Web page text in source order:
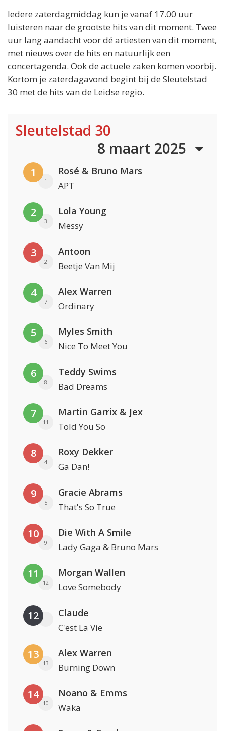
Iedere zaterdagmiddag kun je vanaf 17.00 uur
luisteren naar de grootste hits van dit moment. Twee
uur lang aandacht voor dé artiesten van dit moment,
met nieuws over de hits en natuurlijk een
concertagenda. Ook de actuele zaken komen voorbij.
Kortom je zaterdagavond begint bij de Sleutelstad
30 met de hits van de Leidse regio.
Sleutelstad 30
8 maart 2025
1
1
Rosé & Bruno Mars
APT
2
3
Lola Young
Messy
3
2
Antoon
Beetje Van Mij
4
7
Alex Warren
Ordinary
5
6
Myles Smith
Nice To Meet You
6
8
Teddy Swims
Bad Dreams
7
11
Martin Garrix & Jex
Told You So
8
4
Roxy Dekker
Ga Dan!
9
5
Gracie Abrams
That's So True
10
9
Die With A Smile
Lady Gaga & Bruno Mars
11
12
Morgan Wallen
Love Somebody
12 Claude
C'est La Vie
13
13
Alex Warren
Burning Down
14
10
Noano & Emms
Waka